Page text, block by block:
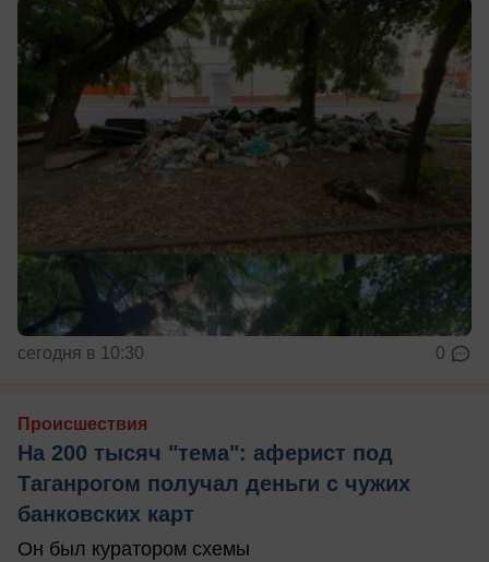
сегодня в 10:30 0
Происшествия
На 200 тысяч "тема": аферист под
Таганрогом получал деньги с чужих
банковских карт
Он был куратором схемы